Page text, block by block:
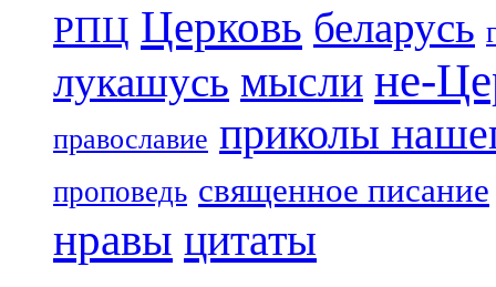
РПЦ Церковь беларусь
лукашусь мысли не-
православие приколы
проповедь священное писание
нравы цитаты